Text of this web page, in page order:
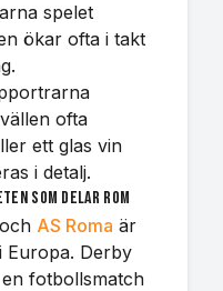
spelet
ökar ofta i takt
ofta
ett glas vin
i detalj.
som delar Rom
AS Roma är
Europa. Derby
fotbollsmatch